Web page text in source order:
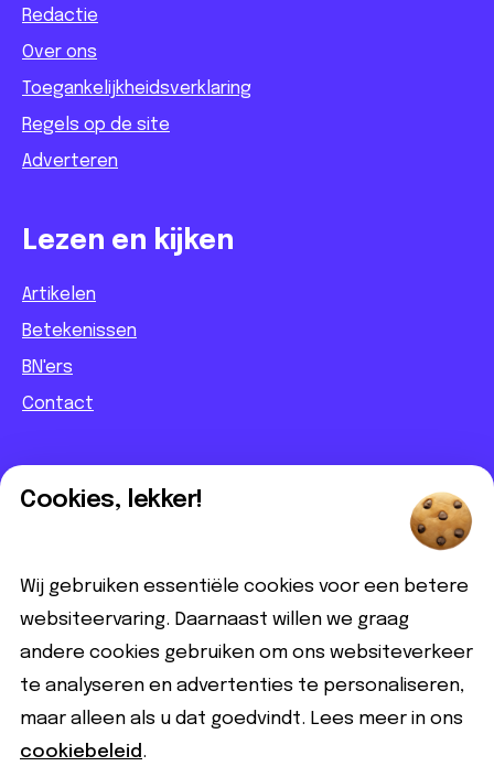
Redactie
Over ons
Toegankelijkheidsverklaring
Regels op de site
Adverteren
Lezen en kijken
Artikelen
Betekenissen
BN'ers
Contact
Informatief
Partnerbijdrage
Disclaimer
Volg ons
Cookies, lekker!
Wij gebruiken essentiële cookies voor een betere
websiteervaring. Daarnaast willen we graag
andere cookies gebruiken om ons websiteverkeer
te analyseren en advertenties te personaliseren,
maar alleen als u dat goedvindt. Lees meer in ons
cookiebeleid .